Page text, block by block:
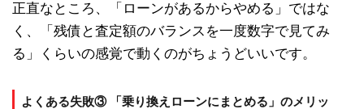
正直なところ、「ローンがあるからやめる」ではな
く、「残債と査定額のバランスを一度数字で見てみ
る」くらいの感覚で動くのがちょうどいいです。
よくある失敗③ 「乗り換えローンにまとめる」のメリッ